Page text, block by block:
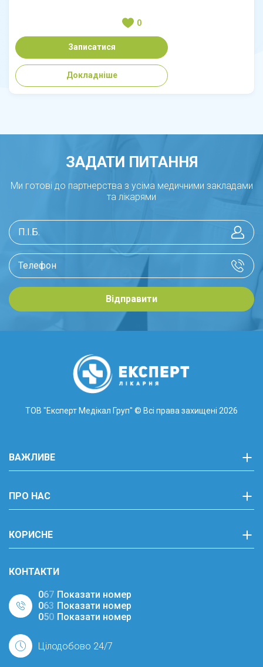
0
Записатися
Докладніше
ЗАДАТИ ПИТАННЯ
Ми готові до партнерства з усіма медичними закладами
та лікарями
Відправити
ТОВ "Експерт Медікал Груп" © Всі права захищені 2026
ВАЖЛИВЕ
ПРО НАС
КОРИСНЕ
КОНТАКТИ
067 Показати номер
063 Показати номер
050 Показати номер
Цілодобово 24/7